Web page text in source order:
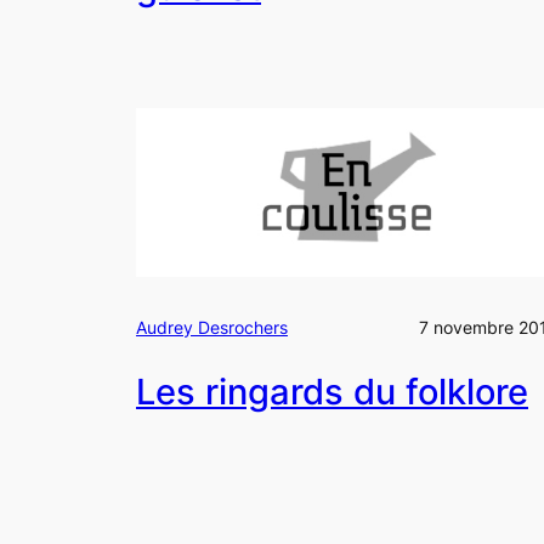
Audrey Desrochers 7 novembre
Les ringards du folklore